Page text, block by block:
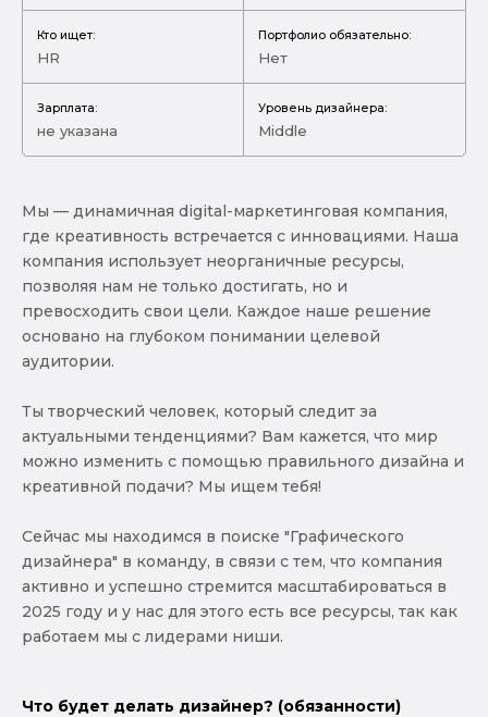
Кто ищет:
HR
Портфолио обязательно:
Нет
Зарплата:
не указана
Уровень дизайнера:
Middle
Мы — динамичная digital-маркетинговая компания,
где креативность встречается с инновациями. Наша
компания использует неорганичные ресурсы,
позволяя нам не только достигать, но и
превосходить свои цели. Каждое наше решение
основано на глубоком понимании целевой
аудитории.
Ты творческий человек, который следит за
актуальными тенденциями? Вам кажется, что мир
можно изменить с помощью правильного дизайна и
креативной подачи? Мы ищем тебя!
Сейчас мы находимся в поиске "Графического
дизайнера" в команду, в связи с тем, что компания
активно и успешно стремится масштабироваться в
2025 году и у нас для этого есть все ресурсы, так как
работаем мы с лидерами ниши.
Что будет делать дизайнер? (обязанности)